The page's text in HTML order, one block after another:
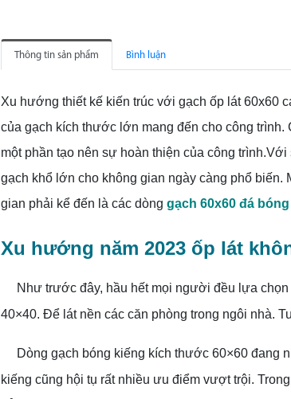
Thông tin sản phẩm Bình luận
Xu hướng thiết kế kiến trúc với gạch ốp lát 60x60
của gạch kích thước lớn mang đến cho công trình.
một phần tạo nên sự hoàn thiện của công
gạch khổ lớn cho không gian ngày càng phổ
gian phải kể đến là các dòng gạch 60x60 đá
Xu hướng năm 2023 ốp lát
Như trước đây, hầu hết mọi người đều lựa
40×40. Để lát nền các căn phòng trong ngôi nhà.
Dòng gạch bóng kiếng kích thước 60×60 đang
kiếng cũng hội tụ rất nhiều ưu điểm vượt trội.